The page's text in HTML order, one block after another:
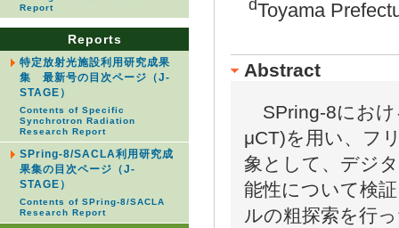
Report
Reports
特定放射光施設利用研究成果
集 最新号の目次ページ（J-
STAGE）
Contents of Specific
Synchrotron Radiation
Research Report
SPring-8/SACLA利用研究成
果集の目次ページ（J-
STAGE）
Contents of SPring-8/SACLA
Research Report
dToyama
Abstract
SPring-8におけ
μCT)を用い、フ
象として、デジ
能性について検
ルの粗探索を行